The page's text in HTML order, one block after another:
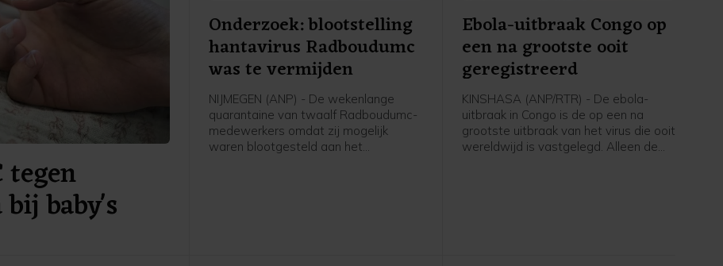
baby's
Onderzoek: blootstelling
hantavirus Radboudumc
was te vermijden
NIJMEGEN (ANP) - De wekenlange
quarantaine van twaalf Radboudumc-
medewerkers omdat zij mogelijk
waren blootgesteld aan het
Ebola-uitbraak Congo op
een na grootste ooit
geregistreerd
KINSHASA (ANP/RTR) - De ebola-
uitbraak in Congo is de op een na
grootste uitbraak van het virus die ooit
wereldwijd is vastgelegd. Alleen de